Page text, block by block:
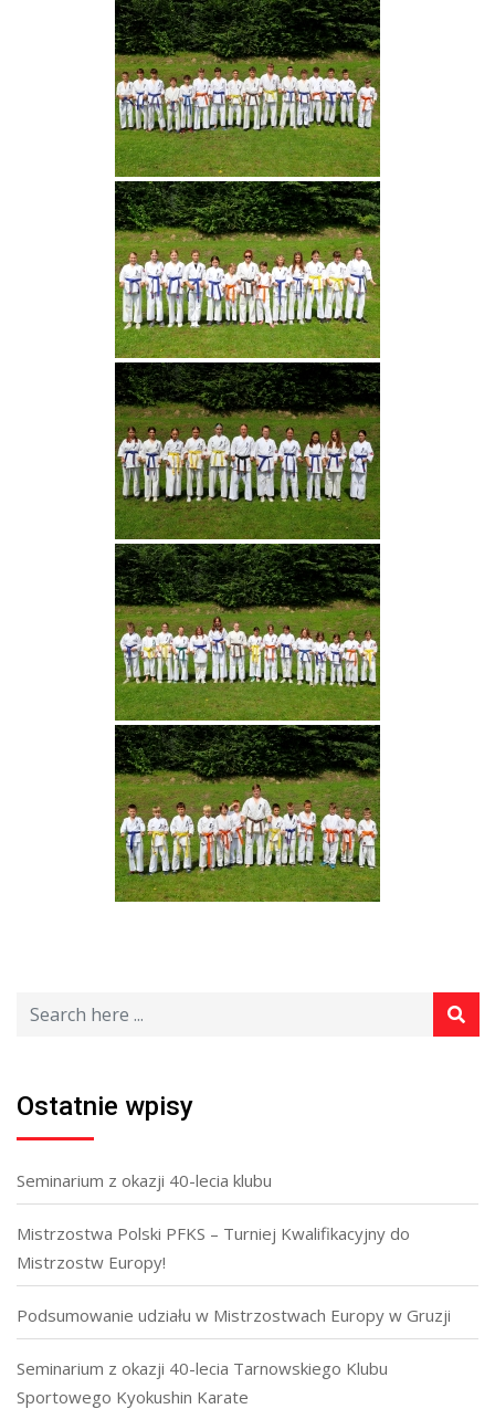
Ostatnie wpisy
Seminarium z okazji 40-lecia klubu
Mistrzostwa Polski PFKS – Turniej Kwalifikacyjny do
Mistrzostw Europy!
Podsumowanie udziału w Mistrzostwach Europy w Gruzji
Seminarium z okazji 40-lecia Tarnowskiego Klubu
Sportowego Kyokushin Karate